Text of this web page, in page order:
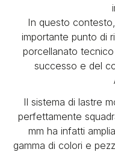
In questo
importante punto di
porcellanato
successo e del
Il sistema di lastre
perfettamente
mm ha infatti
gamma di colori e